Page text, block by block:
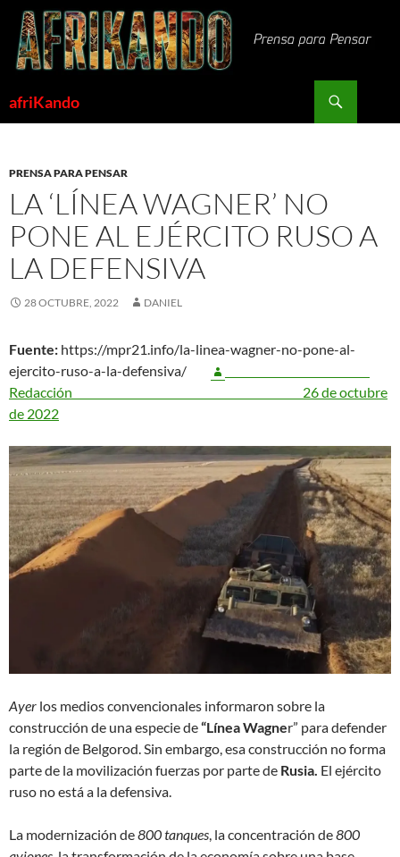
Saltar
contenido
afriKando
PRENSA PARA PENSAR
LA ‘LÍNEA WAGNER’ NO
PONE AL EJÉRCITO RUSO A
LA DEFENSIVA
28 OCTUBRE, 2022 DANIEL
Fuente: https://mpr21.info/la-linea-wagner-no-pone-al-
ejercito-ruso-a-la-defensiva/
Redacción 26 de octubre
de 2022
Ayer los medios convencionales informaron sobre la
construcción de una especie de“Línea Wagner” para defender
la región de Belgorod. Sin embargo, esa construcción no forma
parte de la movilización fuerzas por parte de Rusia. El ejército
ruso no está a la defensiva.
La modernización de800 tanques, la concentración de800